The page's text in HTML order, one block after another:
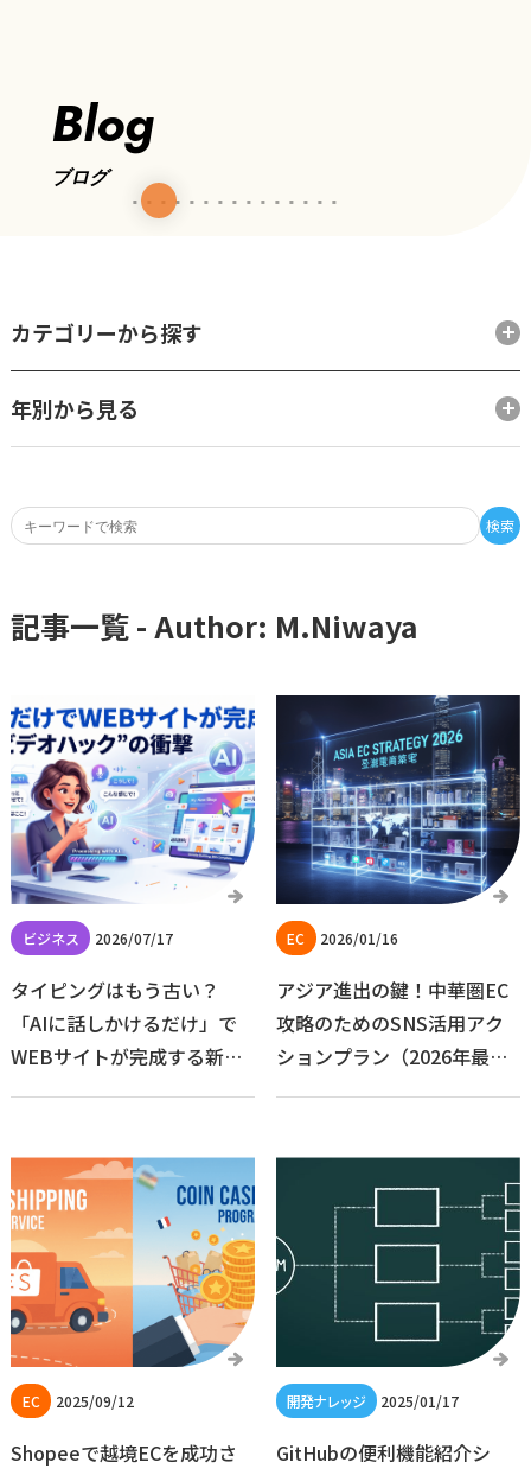
Blog
ブログ
検索
カテゴリーから探す
年別から見る
記事一覧 - Author: M.Niwaya
2026/07/17
タイピングはもう古い？
「AIに話しかけるだけ」で
WEBサイトが完成する新し
い効率化術
2026/01/16
アジア進出の鍵！中華圏EC
攻略のためのSNS活用アク
ションプラン（2026年最新
版）
2025/09/12
Shopeeで越境ECを成功さ
2025/01/17
GitHubの便利機能紹介シ